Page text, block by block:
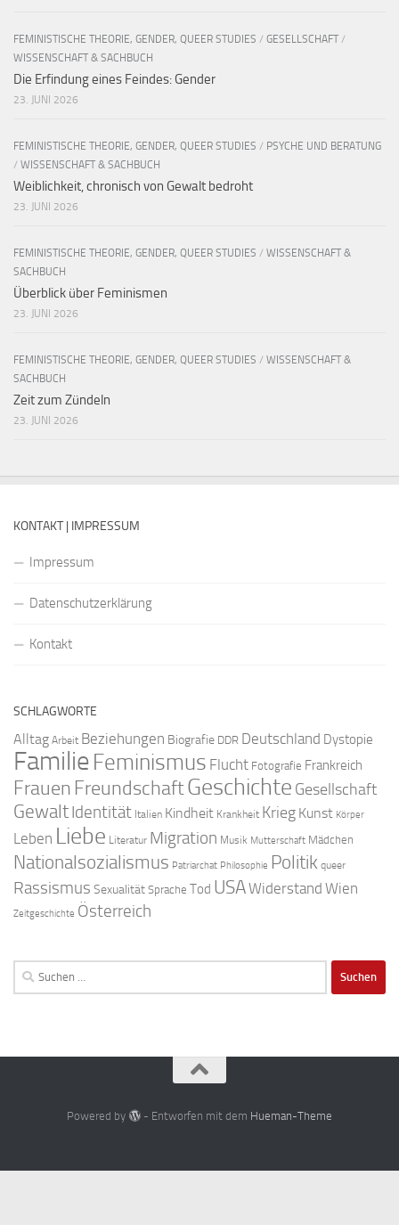
FEMINISTISCHE THEORIE, GENDER, QUEER STUDIES / GESELLSCHAFT /
WISSENSCHAFT & SACHBUCH
Die Erfindung eines Feindes: Gender
23. JUNI 2026
FEMINISTISCHE THEORIE, GENDER, QUEER STUDIES / PSYCHE UND BERATUNG
/ WISSENSCHAFT & SACHBUCH
Weiblichkeit, chronisch von Gewalt bedroht
23. JUNI 2026
FEMINISTISCHE THEORIE, GENDER, QUEER STUDIES / WISSENSCHAFT &
SACHBUCH
Überblick über Feminismen
23. JUNI 2026
FEMINISTISCHE THEORIE, GENDER, QUEER STUDIES / WISSENSCHAFT &
SACHBUCH
Zeit zum Zündeln
23. JUNI 2026
KONTAKT | IMPRESSUM
Impressum
Datenschutzerklärung
Kontakt
SCHLAGWORTE
Alltag Arbeit Beziehungen Biografie DDR Deutschland Dystopie
FamilieFeminismus Flucht Fotografie Frankreich
Frauen FreundschaftGeschichte Gesellschaft
GewaltIdentität Italien Kindheit Krankheit Krieg Kunst Körper
Leben Liebe Literatur Migration Musik Mutterschaft Mädchen
Nationalsozialismus Patriarchat Philosophie Politik queer
Rassismus SexualitätSprache Tod USAWiderstand Wien
Zeitgeschichte Österreich
Suchen
nach:
Powered by - Entworfen mit dem Hueman-Theme